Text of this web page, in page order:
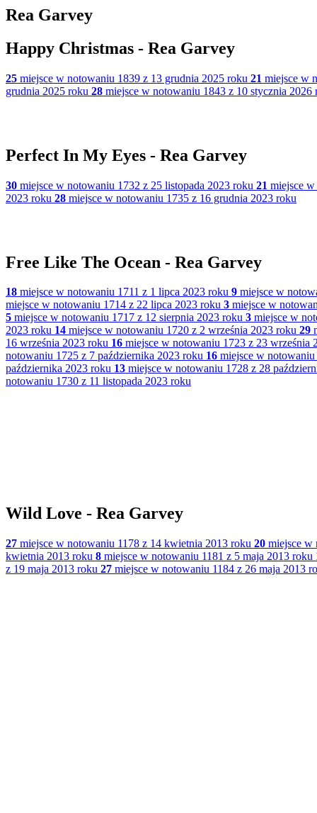
Rea Garvey
Happy Christmas - Rea Garvey
25 miejsce w notowaniu 1839 z 13 grudnia 2025 roku 21 miejsce w
grudnia 2025 roku 28 miejsce w notowaniu 1843 z 10 stycznia 2026
Perfect In My Eyes - Rea Garvey
30 miejsce w notowaniu 1732 z 25 listopada 2023 roku 21 miejsce
2023 roku 28 miejsce w notowaniu 1735 z 16 grudnia 2023 roku
Free Like The Ocean - Rea Garvey
18 miejsce w notowaniu 1711 z 1 lipca 2023 roku 9 miejsce w
miejsce w notowaniu 1714 z 22 lipca 2023 roku 3 miejsce w
5 miejsce w notowaniu 1717 z 12 sierpnia 2023 roku 3 miejsce w
2023 roku 14 miejsce w notowaniu 1720 z 2 września 2023 roku 29
16 września 2023 roku 16 miejsce w notowaniu 1723 z 23 września
notowaniu 1725 z 7 października 2023 roku 16 miejsce w
października 2023 roku 13 miejsce w notowaniu 1728 z 28
notowaniu 1730 z 11 listopada 2023 roku
Wild Love - Rea Garvey
27 miejsce w notowaniu 1178 z 14 kwietnia 2013 roku 20 miejsce w
kwietnia 2013 roku 8 miejsce w notowaniu 1181 z 5 maja 2013 roku
z 19 maja 2013 roku 27 miejsce w notowaniu 1184 z 26 maja 2013